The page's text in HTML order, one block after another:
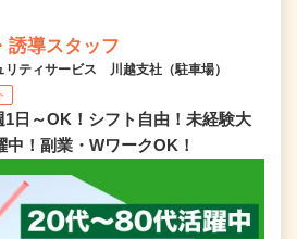
誘導スタッフ
リティサービス 川越支社（駐車場）
1日～OK！シフト自由！未経験大
！副業・WワークOK！